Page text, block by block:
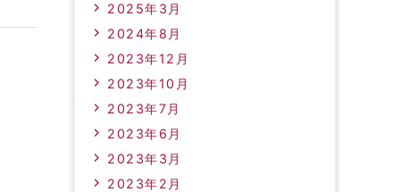
2025年3月
2024年8月
2023年12月
2023年10月
2023年7月
2023年6月
2023年3月
2023年2月